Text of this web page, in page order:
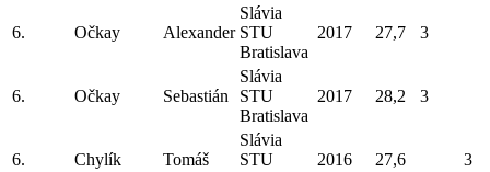
6. Očkay Alexander
Slávia
STU
Bratislava
2017 27,7 3
6. Očkay Sebastián
Slávia
STU
Bratislava
2017 28,2 3
6. Chylík Tomáš
Slávia
STU
2016 27,6 3